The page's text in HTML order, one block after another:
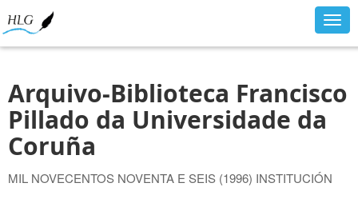
Arquivo-Biblioteca Francisco
Pillado da Universidade da
Coruña
MIL NOVECENTOS NOVENTA E SEIS (1996) INSTITUCIÓN